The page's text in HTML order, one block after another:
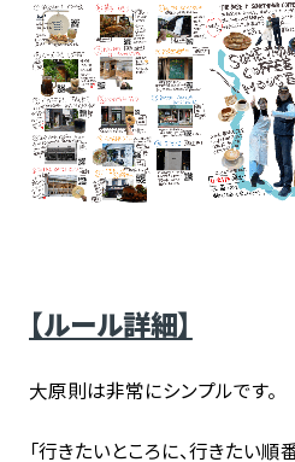
【ルール詳細】
大原則は非常にシンプルです。
「行きたいところに、行きたい